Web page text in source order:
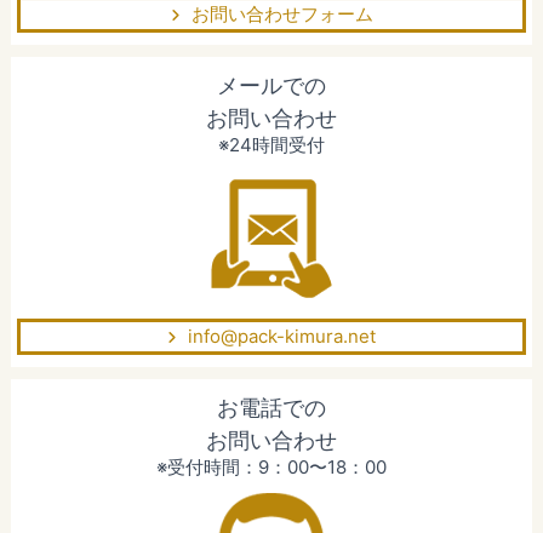
お問い合わせフォーム
メールでの
お問い合わせ
※24時間受付
info@pack-kimura.net
お電話での
お問い合わせ
※受付時間：9：00〜18：00